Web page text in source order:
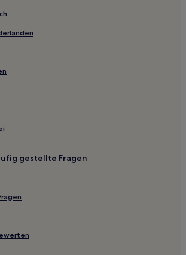
Garten des Meisters der Netze
Museum
gestellte Fragen